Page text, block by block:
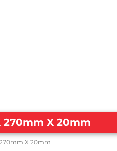
270mm X 20mm
270mm X 20mm